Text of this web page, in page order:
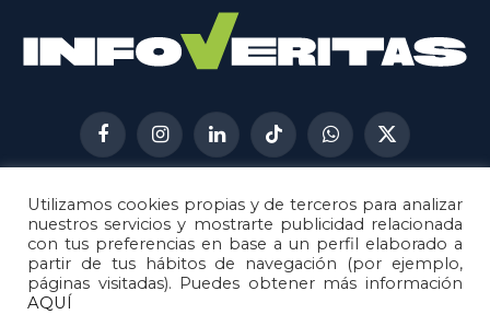
FacebookInstagramLinkedInTikTokWhatsApp
X
(Twitter)
AVISO LEGAL
METODOLOGÍA
POLÍTICA DE COOKIES
POLÍTICA DE CORRECCIONES
Utilizamos cookies propias y de terceros para analizar
nuestros servicios y mostrarte publicidad relacionada
con tus preferencias en base a un perfil elaborado a
partir de tus hábitos de navegación (por ejemplo,
páginas visitadas). Puedes obtener más información
AQUÍ